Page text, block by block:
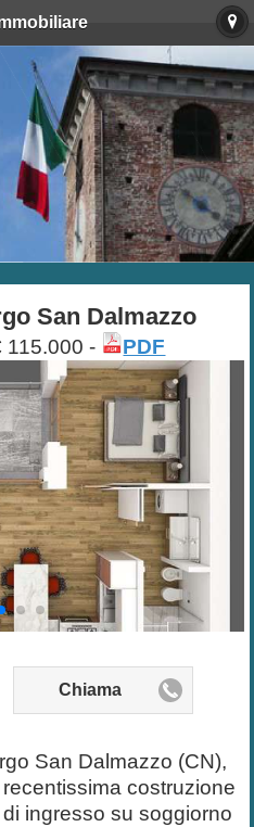
San Dalmazzo
115.000 - PDF
Chiama
San Dalmazzo (CN),
costruzione
di ingresso su soggiorno